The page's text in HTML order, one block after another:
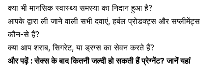
क्या भीमानसिक स्वास्थ्य समस्या का निदान हुआ है?
आपके द्वारा ली जाने वाली सभी दवाएं, हर्बल प्रोडक्ट्स और सप्लीमेंट्स
कौन-से हैं?
क्या आप शराब, सिगरेट, या ड्रग्स का सेवन करते हैं?
और पढ़ें :सेक्स के बाद कितनी जल्दी हो सकती हैं प्रेग्नेंट? जानें यहां